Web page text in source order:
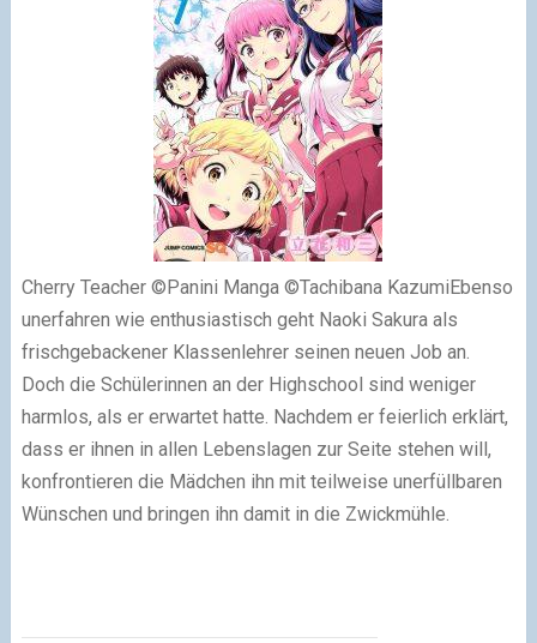
Cherry Teacher ©Panini Manga ©Tachibana KazumiEbenso
unerfahren wie enthusiastisch geht Naoki Sakura als
frischgebackener Klassenlehrer seinen neuen Job an.
Doch die Schülerinnen an der Highschool sind weniger
harmlos, als er erwartet hatte. Nachdem er feierlich erklärt,
dass er ihnen in allen Lebenslagen zur Seite stehen will,
konfrontieren die Mädchen ihn mit teilweise unerfüllbaren
Wünschen und bringen ihn damit in die Zwickmühle.